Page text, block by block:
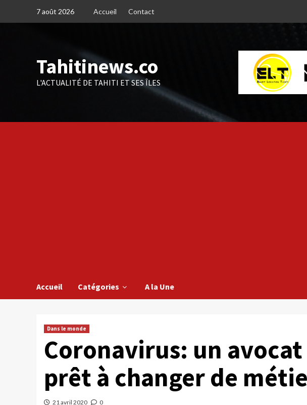
7 août 2026 Accueil Contact
Tahitinews.co
L'ACTUALITÉ DE TAHITI ET SES ÎLES
Accueil Catégories A la Une
Dans le monde
Coronavirus: un
prêt à changer de
21 avril 2020 0